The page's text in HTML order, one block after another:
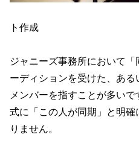
↑イメージ
ト作成
ジャニーズ事務所において
ーディションを受けた、あ
メンバーを指すことが多い
式に「この人が同期」と明
りません。